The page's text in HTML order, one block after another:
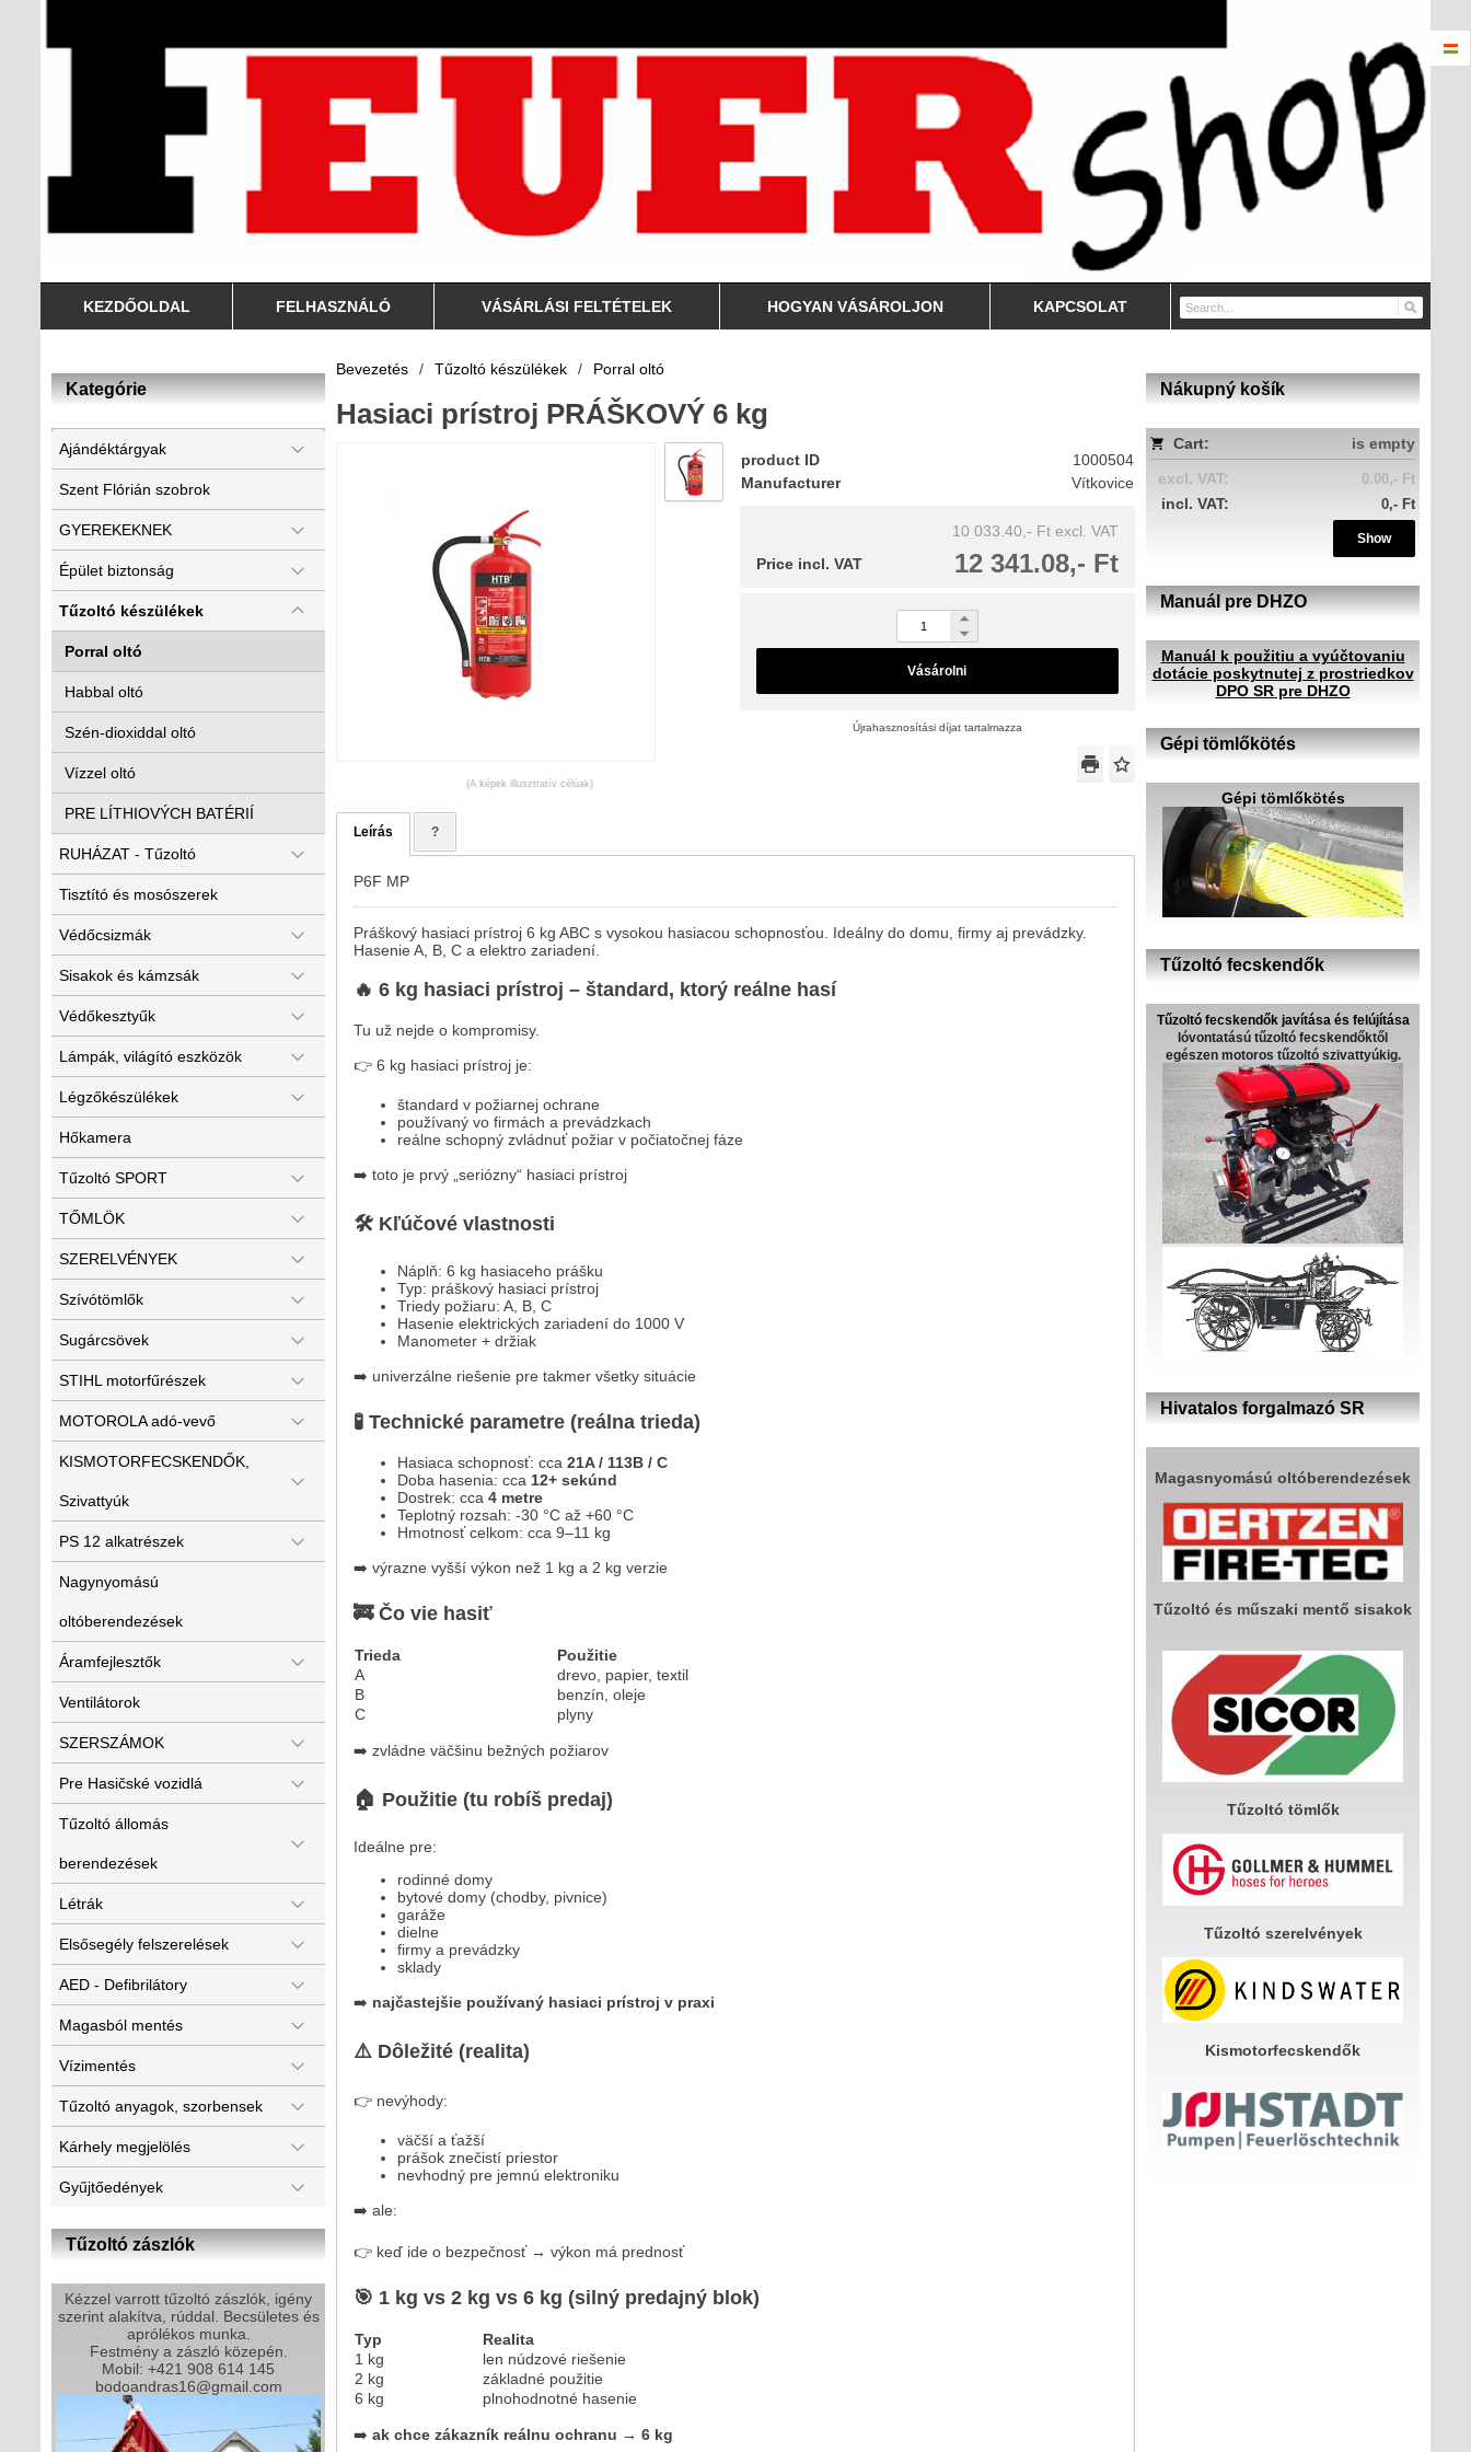
KEZDŐOLDAL FELHASZNÁLÓ VÁSÁRLÁSI FELTÉTELEK HOGYAN VÁSÁROLJON KAPCSOLAT
Kategórie
Ajándéktárgyak
Szent Flórián szobrok
GYEREKEKNEK
Épület biztonság
Tűzoltó készülékek
Porral oltó
Habbal oltó
Szén-dioxiddal oltó
Vízzel oltó
PRE LÍTHIOVÝCH BATÉRIÍ
RUHÁZAT - Tűzoltó
Tisztító és mosószerek
Védőcsizmák
Sisakok és kámzsák
Védőkesztyűk
Lámpák, világító eszközök
Légzőkészülékek
Hőkamera
Tűzoltó SPORT
TŐMLÖK
SZERELVÉNYEK
Szívótömlők
Sugárcsövek
STIHL motorfűrészek
MOTOROLA adó-vevő
KISMOTORFECSKENDŐK,
Szivattyúk
PS 12 alkatrészek
Nagynyomású
oltóberendezések
Áramfejlesztők
Ventilátorok
SZERSZÁMOK
Pre Hasičské vozidlá
Tűzoltó állomás
berendezések
Létrák
Elsősegély felszerelések
AED - Defibrilátory
Magasból mentés
Vízimentés
Tűzoltó anyagok, szorbensek
Kárhely megjelölés
Gyűjtőedények
Tűzoltó zászlók
Kézzel varrott tűzoltó zászlók, igény
szerint alakítva, rúddal. Becsületes és
aprólékos munka.
Festmény a zászló közepén.
Mobil: +421 908 614 145
bodoandras16@gmail.com
Nákupný košík
Cart:
is empty
excl. VAT:
0.00,- Ft
incl. VAT: 0,- Ft
Show
Manuál pre DHZO
Manuál k použitiu a vyúčtovaniu
dotácie poskytnutej z prostriedkov
DPO SR pre DHZO
Gépi tömlőkötés
Gépi tömlőkötés
Tűzoltó fecskendők
Tűzoltó fecskendők javítása és felújítása
lóvontatású tűzoltó fecskendőktől
egészen motoros tűzoltó szivattyúkig.
Hivatalos forgalmazó SR
Magasnyomású oltóberendezések
Tűzoltó és műszaki mentő sisakok
Tűzoltó tömlők
Tűzoltó szerelvények
Kismotorfecskendők
Bevezetés / Tűzoltó készülékek / Porral oltó
Hasiaci prístroj PRÁŠKOVÝ 6 kg
(A képek illusztratív célúak)
product ID
1000504
Manufacturer
Vítkovice
10 033.40,- Ft excl. VAT
12 341.08,- Ft
Price incl. VAT
Vásárolni
Újrahasznosítási díjat tartalmazza
Leírás ?
P6F MP
Práškový hasiaci prístroj 6 kg ABC s vysokou hasiacou schopnosťou. Ideálny do domu, firmy aj prevádzky.
Hasenie A, B, C a elektro zariadení.
🔥 6 kg hasiaci prístroj – štandard, ktorý reálne hasí
Tu už nejde o kompromisy.
👉 6 kg hasiaci prístroj je:
štandard v požiarnej ochrane
používaný vo firmách a prevádzkach
reálne schopný zvládnuť požiar v počiatočnej fáze
➡️ toto je prvý „seriózny“ hasiaci prístroj
🛠️ Kľúčové vlastnosti
Náplň: 6 kg hasiaceho prášku
Typ: práškový hasiaci prístroj
Triedy požiaru: A, B, C
Hasenie elektrických zariadení do 1000 V
Manometer + držiak
➡️ univerzálne riešenie pre takmer všetky situácie
🧪 Technické parametre (reálna trieda)
Hasiaca schopnosť: cca 21A / 113B / C
Doba hasenia: cca 12+ sekúnd
Dostrek: cca 4 metre
Teplotný rozsah: -30 °C až +60 °C
Hmotnosť celkom: cca 9–11 kg
➡️ výrazne vyšší výkon než 1 kg a 2 kg verzie
🚒 Čo vie hasiť
Trieda
Použitie
A
drevo, papier, textil
B
benzín, oleje
C
plyny
➡️ zvládne väčšinu bežných požiarov
🏠 Použitie (tu robíš predaj)
Ideálne pre:
rodinné domy
bytové domy (chodby, pivnice)
garáže
dielne
firmy a prevádzky
sklady
➡️ najčastejšie používaný hasiaci prístroj v praxi
⚠️ Dôležité (realita)
👉 nevýhody:
väčší a ťažší
prášok znečistí priestor
nevhodný pre jemnú elektroniku
➡️ ale:
👉 keď ide o bezpečnosť → výkon má prednosť
🎯 1 kg vs 2 kg vs 6 kg (silný predajný blok)
Typ
Realita
1 kg
len núdzové riešenie
2 kg
základné použitie
6 kg
plnohodnotné hasenie
➡️ ak chce zákazník reálnu ochranu → 6 kg